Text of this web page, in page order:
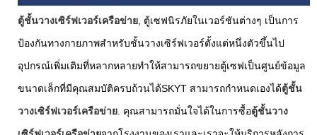
ตู้ชั้นวางเซิร์ฟเวอร์เครือข่าย , ตู้เซฟนิรภัยในเวอร์ชันต่างๆ เป็นการ
ป้องกันทางกายภาพสำหรับชั้นวางเซิร์ฟเวอร์ตั้งแต่หนึ่งตัวขึ้นไป
อุปกรณ์เพิ่มเติมที่หลากหลายทำให้สามารถขยายตู้เซฟเป็นศูนย์ข้อมูล
ขนาดเล็กที่มีคุณสมบัติครบถ้วนได้SKYT สามารถกำหนดเองได้ตู้ชั้น
วางเซิร์ฟเวอร์เครือข่าย . คุณสามารถมั่นใจได้ในการซื้อตู้ชั้นวาง